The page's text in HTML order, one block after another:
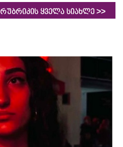
რუბრიკის ყველა სიახლე >>